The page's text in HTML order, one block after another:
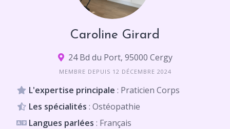
Caroline Girard
24 Bd du Port, 95000 Cergy
MEMBRE DEPUIS 12 DÉCEMBRE 2024
L'expertise principale : Praticien Corps
Les spécialités : Ostéopathie
Langues parlées : Français